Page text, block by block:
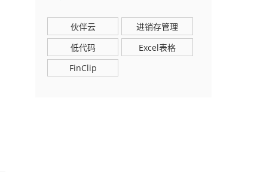
伙伴云
进销存管理
低代码
Excel表格
FinClip